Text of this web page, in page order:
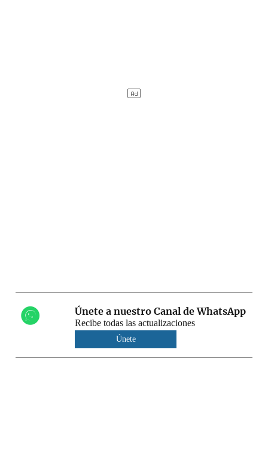
Únete a nuestro Canal de WhatsApp
Recibe todas las actualizaciones
Únete